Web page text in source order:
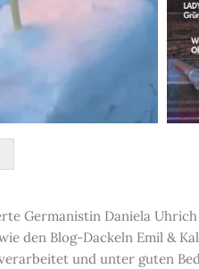
Germanistin Daniela Uhrich
den Blog-Dackeln Emil &
und unter guten